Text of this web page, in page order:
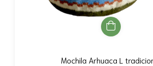
Mochila Arhuaca L